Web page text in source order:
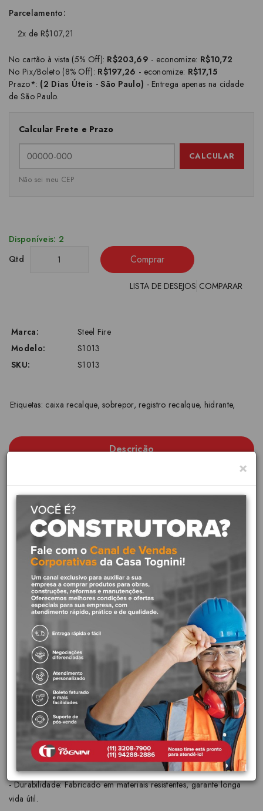
Parcelamento:
2x de R$107,21
No cartão à vista (5% Off): R$203,69 - economize: R$10,72
No Pix/Boleto (8% Off): R$197,26 - economize: R$17,15
Prazo*: (2 Dias Úteis - São Paulo) - Entrega apenas na cidade
de São Paulo.
Calcular Frete e Prazo
CALCULAR
Não sei meu CEP
Disponíveis: 2
Qtd
Comprar
LISTA DE DESEJOS COMPARAR
Marca:
Steel Fire
Modelo:
S1013
SKU:
S1013
Etiquetas: caixa recalque,sobrepor, registro recalque, hidrante,
Descrição
O Abrigo para Recalque
é um equipamento fundamental em
sistemas de combate a incêndio, especialmente em áreas
externascomo indústrias, condomínios e áreas de grande
concentração de pessoas. Ele serve para
proteger os
equipamentos de recalque, como bombas e registros, das
intempéries e de possíveis danos, garantindo sua eficiência em caso
de emergência.
Funções do Abrigo para Recalque Externo:
- Proteção contra intempéries: Protege os equipamentos contra
chuva, sol, poeira e outros agentes externos que podem danificá-
los.
- Facilidade de acesso: Permite um acesso rápido e fácil aos
equipamentos em caso de necessidade, agilizando as ações de
combate a incêndio.
- Organização: Mantém os equipamentos organizados e protegidos,
evitando perdas e danos.
- Durabilidade: Fabricado em materiais resistentes, garante longa
vida útil.
×